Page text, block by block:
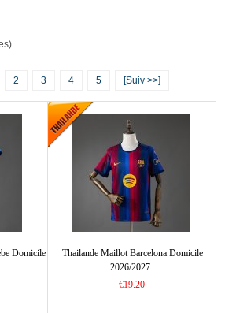
2 3 4 5 [Suiv >>]
Domicile
Thailande Maillot Barcelona Domicile
2026/2027
€19.20